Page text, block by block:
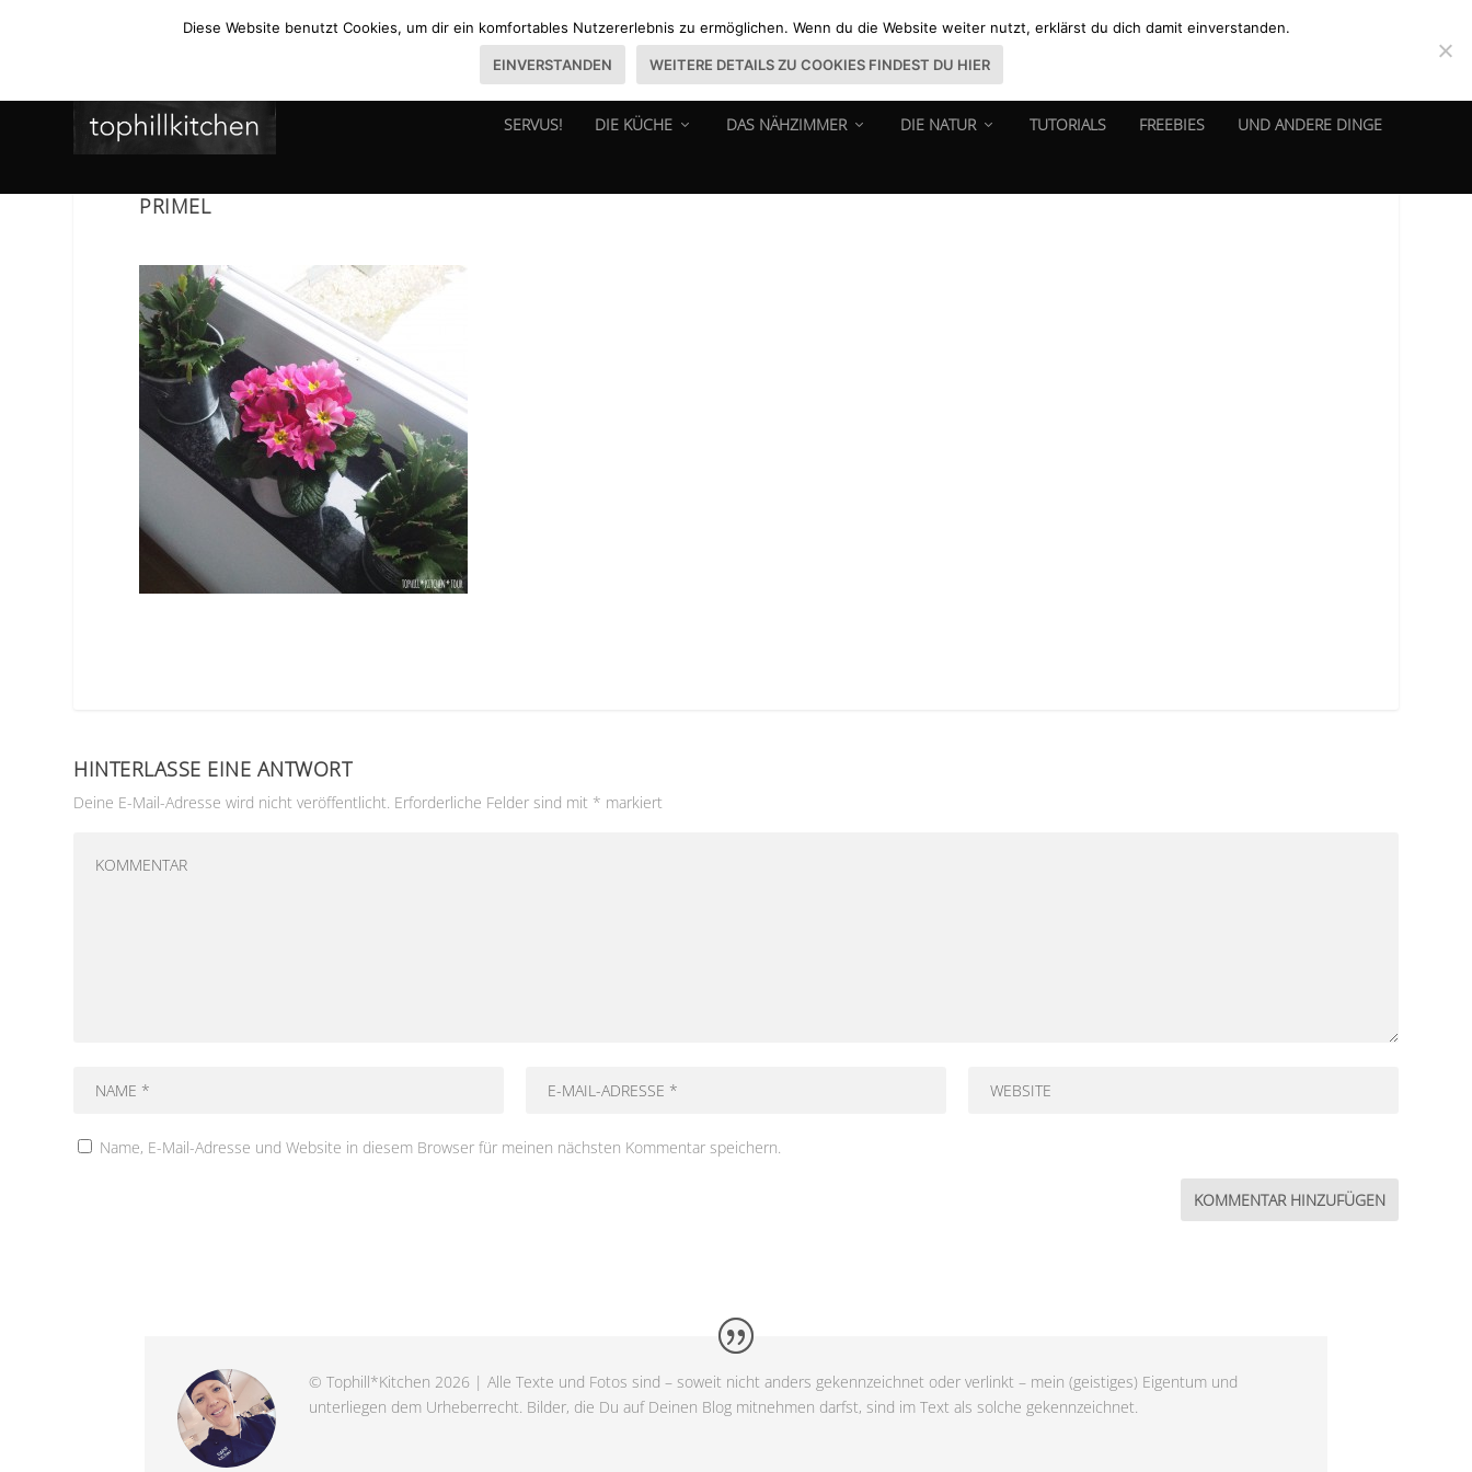
SERVUS! DIE KÜCHE DAS NÄHZIMMER DIE NATUR TUTORIALS FREEBIES UND ANDERE DINGE
PRIMEL
HINTERLASSE EINE ANTWORT
Deine E-Mail-Adresse wird nicht veröffentlicht. Erforderliche Felder sind mit * markiert
Name, E-Mail-Adresse und Website in diesem Browser für meinen nächsten Kommentar speichern.
© Tophill*Kitchen 2026 | Alle Texte und Fotos sind – soweit nicht anders gekennzeichnet oder verlinkt – mein (geistiges) Eigentum und
unterliegen dem Urheberrecht. Bilder, die Du auf Deinen Blog mitnehmen darfst, sind im Text als solche gekennzeichnet.
Diese Website benutzt Cookies, um dir ein komfortables Nutzererlebnis zu ermöglichen. Wenn du die Website weiter nutzt, erklärst du dich damit einverstanden.
EINVERSTANDEN WEITERE DETAILS ZU COOKIES FINDEST DU HIER